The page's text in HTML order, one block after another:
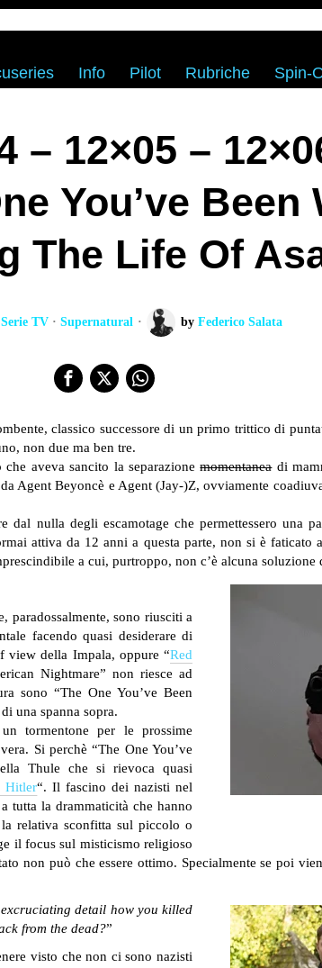
Info Pilot Rubriche Spin-
– 12×05 –
You’ve Been
The Life Of
Serie TV · Supernatural by Federico Salata
classico successore di un primo trittico di
non due ma ben tre.
aveva sancito la separazionemomentaneadi
Agent Beyoncè e Agent (Jay-)Z, ovviamente
nulla degli escamotage che permettessero una
attiva da 12 anni a questa parte, non si è
a cui, purtroppo, non c’è alcuna soluzione
paradossalmente, sono riusciti a
facendo quasi desiderare di
view della Impala, oppure “Red
Nightmare” non riesce ad
sono “The One You’ve Been
una spanna sopra.
tormentone per le prossime
Si perchè “The One You’ve
Thule che si rievoca quasi
Hitler“. Il fascino dei nazisti nel
tutta la drammaticità che hanno
relativa sconfitta sul piccolo o
il focus sul misticismo religioso
non può che essere ottimo. Specialmente se poi
detail how you killed
from the dead?”
visto che non ci sono nazisti